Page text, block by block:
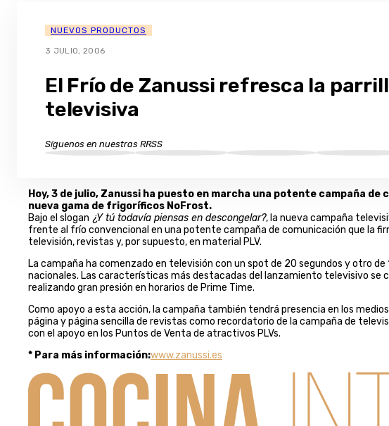
NUEVOS PRODUCTOS
3 JULIO, 2006
El Frío de Zanussi refresca la
televisiva
Síguenos en nuestras RRSS
Hoy, 3 de julio, Zanussi ha puesto en marcha una potente campaña
nueva gama de frigoríficos NoFrost.
Bajo el slogan ¿Y tú todavía piensas en descongelar?, la nueva campaña
frente al frío convencional en una potente campaña de comunicación que la
televisión, revistas y, por supuesto, en material PLV.
La campaña ha comenzado en televisión con un spot de 20 segundos y otro
nacionales. Las características más destacadas del lanzamiento televisivo se
realizando gran presión en horarios de Prime Time.
Como apoyo a esta acción, la campaña también tendrá presencia en los
página y página sencilla de revistas como recordatorio de la campaña de
con el apoyo en los Puntos de Venta de atractivos PLVs.
* Para más información:www.zanussi.es